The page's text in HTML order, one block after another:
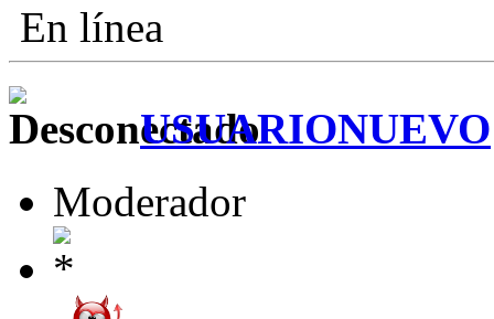
En línea
USUARIONUEVO
Moderador